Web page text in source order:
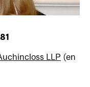
LLP (en